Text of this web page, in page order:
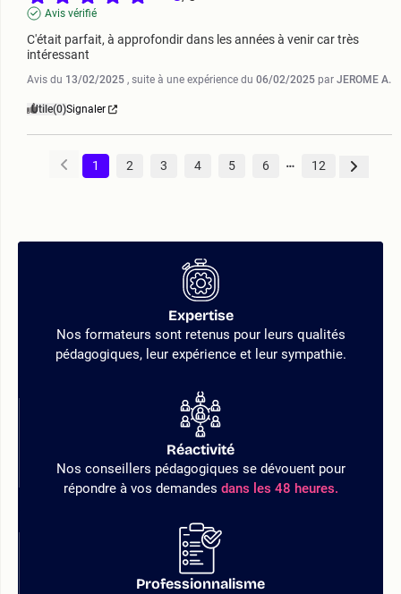
Avis vérifié
C'était parfait, à approfondir dans les années à venir car très
intéressant
Avis du 13/02/2025 , suite à une expérience du 06/02/2025 par JEROME A.
Utile(0)Signaler
1 2 3 4 5 6 12
Expertise
Nos formateurs sont retenus pour leurs qualités
pédagogiques, leur expérience et leur sympathie.
Réactivité
Nos conseillers pédagogiques se dévouent pour
répondre à vos demandes dans les 48 heures.
Professionnalisme